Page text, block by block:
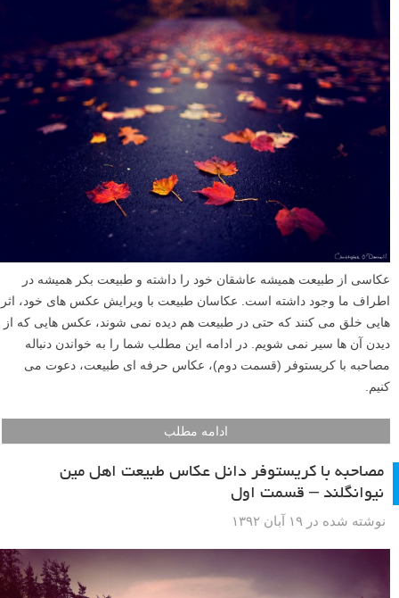
عکاسی از طبیعت همیشه عاشقان خود را داشته و طبیعت بکر همیشه در
اطراف ما وجود داشته است. عکاسان طبیعت با ویرایش عکس های خود، اثر
هایی خلق می کنند که حتی در طبیعت هم دیده نمی شوند، عکس هایی که از
دیدن آن ها سیر نمی شویم. در ادامه این مطلب شما را به خواندن دنباله
مصاحبه با کریستوفر (قسمت دوم)، عکاس حرفه ای طبیعت، دعوت می
کنیم.
ادامه مطلب
مصاحبه با کریستوفر دانل عکاس طبیعت اهل مین
نیوانگلند – قسمت اول
نوشته شده در ۱۹ آبان ۱۳۹۲